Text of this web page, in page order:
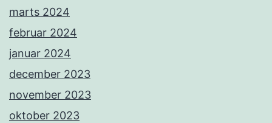
marts 2024
februar 2024
januar 2024
december 2023
november 2023
oktober 2023